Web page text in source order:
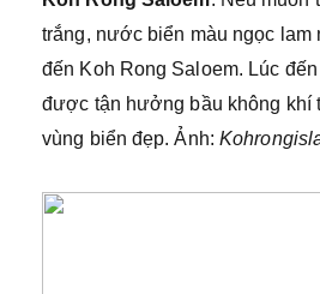
trắng, nước biển màu ngọc lam
đến Koh Rong Saloem. Lúc
được tận hưởng bầu không khí
vùng biển đẹp. Ảnh: